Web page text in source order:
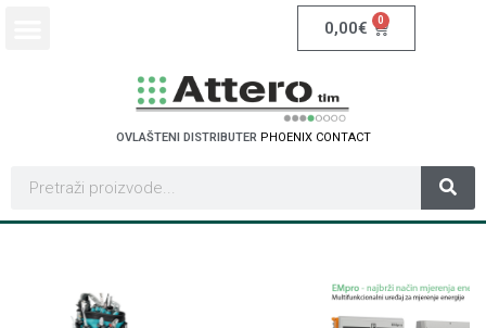
0,00€ 0
OVLAŠTENI DISTRIBUTER PHOENIX CONTACT